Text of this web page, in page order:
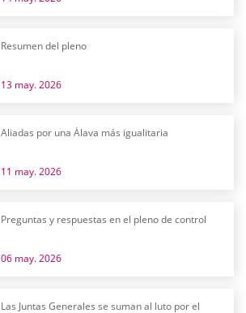
Resumen del pleno
13 may. 2026
Aliadas por una Álava más igualitaria
11 may. 2026
Preguntas y respuestas en el pleno de control
06 may. 2026
Las Juntas Generales se suman al luto por el